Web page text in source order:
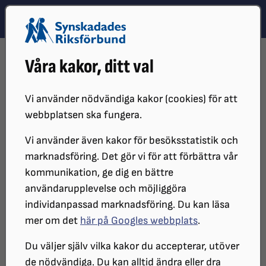
Våra kakor, ditt val
Vi använder nödvändiga kakor (cookies) för att
webbplatsen ska fungera.
Vi använder även kakor för besöksstatistik och
marknadsföring. Det gör vi för att förbättra vår
kommunikation, ge dig en bättre
användarupplevelse och möjliggöra
individanpassad marknadsföring. Du kan läsa
mer om det här på Googles webbplats.
Du väljer själv vilka kakor du accepterar, utöver
de nödvändiga. Du kan alltid ändra eller dra
Hoppa till innehåll
Hoppa till hitta snabbt
ORDFÖRANDENYTT
ORDFÖRANDENYTT #5 2025
Niklas Mattsson.
Ordförandenytt #5 2025